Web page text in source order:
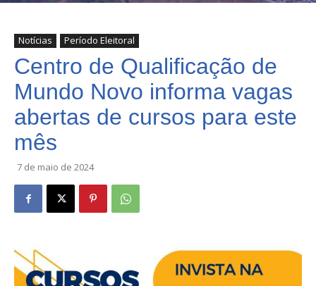
Notícias Período Eleitoral
Centro de Qualificação de
Mundo Novo informa vagas
abertas de cursos para este
mês
7 de maio de 2024